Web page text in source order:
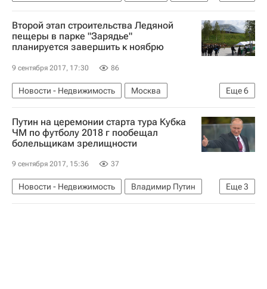
Строительство
Зарядье
Строительство парка в Зарядье
Городская среда
Россия
Второй этап строительства Ледяной
пещеры в парке "Зарядье"
планируется завершить к ноябрю
9 сентября 2017, 17:30 86
Еще6
Новости - Недвижимость
Москва
Строительство
Недвижимость
Зарядье
Строительство парка в Зарядье
Городская среда
Россия
Путин на церемонии старта тура Кубка
ЧМ по футболу 2018 г пообещал
болельщикам зрелищности
9 сентября 2017, 15:36 37
Еще3
Новости - Недвижимость
Владимир Путин
Лужники
ЧМ-2018 по футболу Россия